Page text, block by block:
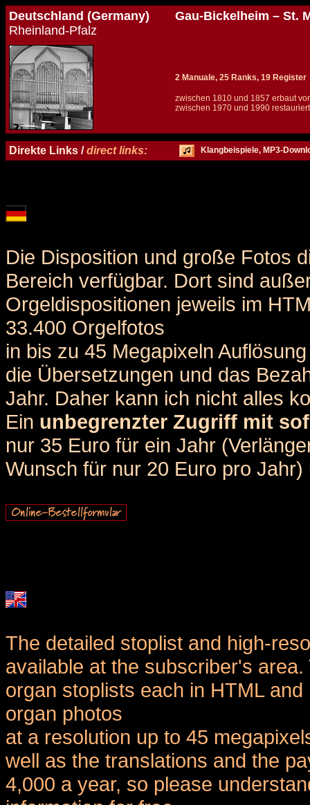
Deutschland (Germany)
Rheinland-Pfalz
Gau-Bickelheim – St.
2 Manuale, 25 Ranks, 19 Register
zwischen 1810 und 1857 erbaut
zwischen 1970 und 1990
Direkte Links /direct links: Klangbeispiele, MP3-
Die Disposition und große Fotos
Bereich verfügbar. Dort sind
Orgeldispositionen jeweils im
33.400 Orgelfotos
in bis zu 45 Megapixeln
die Übersetzungen und das
Jahr. Daher kann ich nicht alles
Ein unbegrenzter Zugriff mit
nur 35 Euro für ein Jahr
Wunsch für nur 20 Euro pro
The detailed stoplist and high-
available at the subscriber's
organ stoplists each in HTML
organ photos
at a resolution up to 45
well as the translations and the
4,000 a year, so please